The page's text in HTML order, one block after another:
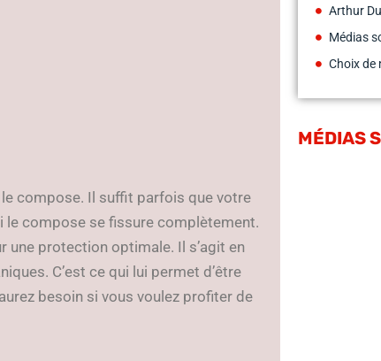
le compose. Il suffit parfois que votre
le compose se fissure complètement.
une protection optimale. Il s’agit en
C’est ce qui lui permet d’être
besoin si vous voulez profiter de
Arthur
Médias
Choix de
MÉDIAS